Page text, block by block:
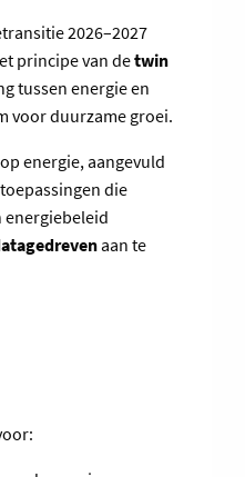
2026–2027
principe van detwin
tussen energie en
voor duurzame groei.
energie, aangevuld
die
energiebeleid
aan te